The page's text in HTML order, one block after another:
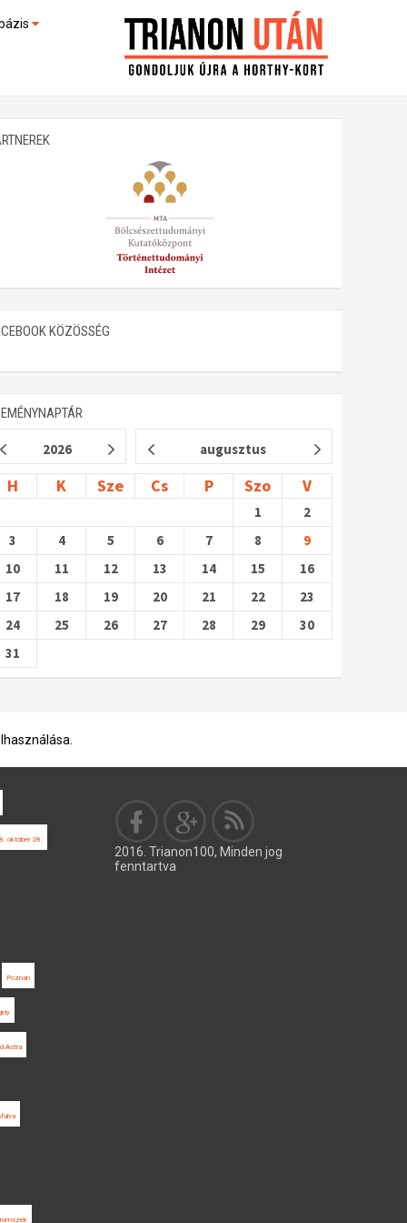
(feltöltés alatt)
KÖZÖSSÉG
2026 augusztus
H K Sze Cs P Szo V
1
2
3
4 5 6 7 8
9
10
11 12 13 14 15
16
17
18 19 20 21 22
23
24
25 26 27 28 29
30
31
október 28.
Poznan
Astra
2016. Trianon100, Minden jog
fenntartva